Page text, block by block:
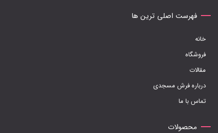
است
صفحه
محصول
انتخاب
فهرست اصلی ترین ها
خانه
فروشگاه
مقالات
درباره فرش مسجدی
تماس با ما
محصولات